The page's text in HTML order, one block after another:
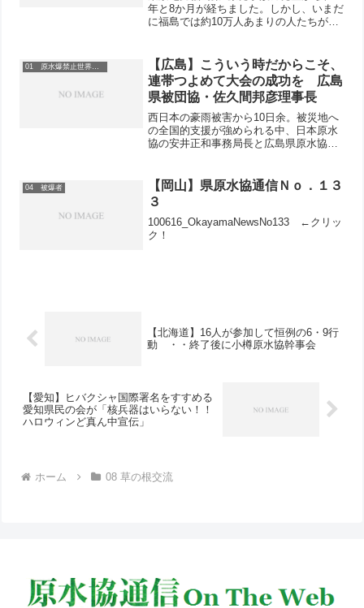
年と8か月が経ちました。しかし、いまだ
に福島では約10万人あまりの人たちがふ
は収束しておらず、原因究明すらできて
いない一方で、九...
01 原水爆禁止世界大会
【広島】こういう時だからこそ、
連帯つよめて大会の成功を 広島
県被団協・佐久間邦彦理事長
西日本の豪雨被害から10日余。被災地へ
の全国的支援が強められる中、日本原水
協の安井正和事務局長と広島県原水協の
団体には原水爆禁止世界大会実行委員会
の「アピール」を持参...
04 被爆者
【岡山】県原水協通信Ｎｏ．１３
３
100616_OkayamaNewsNo133 ←クリッ
ク！
【北海道】16人が参加して恒例の6・9行
動 ・・終了後に小樽原水協幹事会
【愛知】ヒバクシャ国際署名をすすめる
愛知県民の会が「核兵器はいらない！！
ハロウィンど真ん中宣伝」
ホーム 08 草の根交流